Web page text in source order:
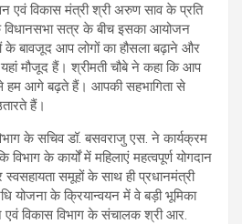
एवं विकास मंत्री श्री अरुण साव के प्रति
विधानसभा सत्र के बीच इसका आयोजन
के बावजूद आप लोगों का हौसला बढ़ाने और
मौजूद हैं। श्रीमती चौबे ने कहा कि आप
हम आगे बढ़ते हैं। आपकी सहभागिता से
हैं।
के सचिव डॉ. बसवराजु एस. ने कार्यक्रम
के कार्यों में महिलाएं महत्वपूर्ण योगदान
स्वसहायता समूहों के साथ ही प्रधानमंत्री
योजना के क्रियान्वयन में वे बड़ी भूमिका
एवं विकास विभाग के संचालक श्री आर.